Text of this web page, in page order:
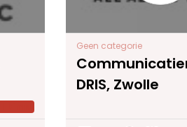
Geen categorie
DRIS, Zwolle